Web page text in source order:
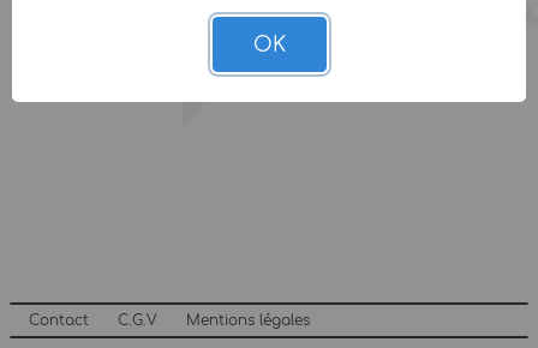
Contact C.G.V Mentions légales
OK